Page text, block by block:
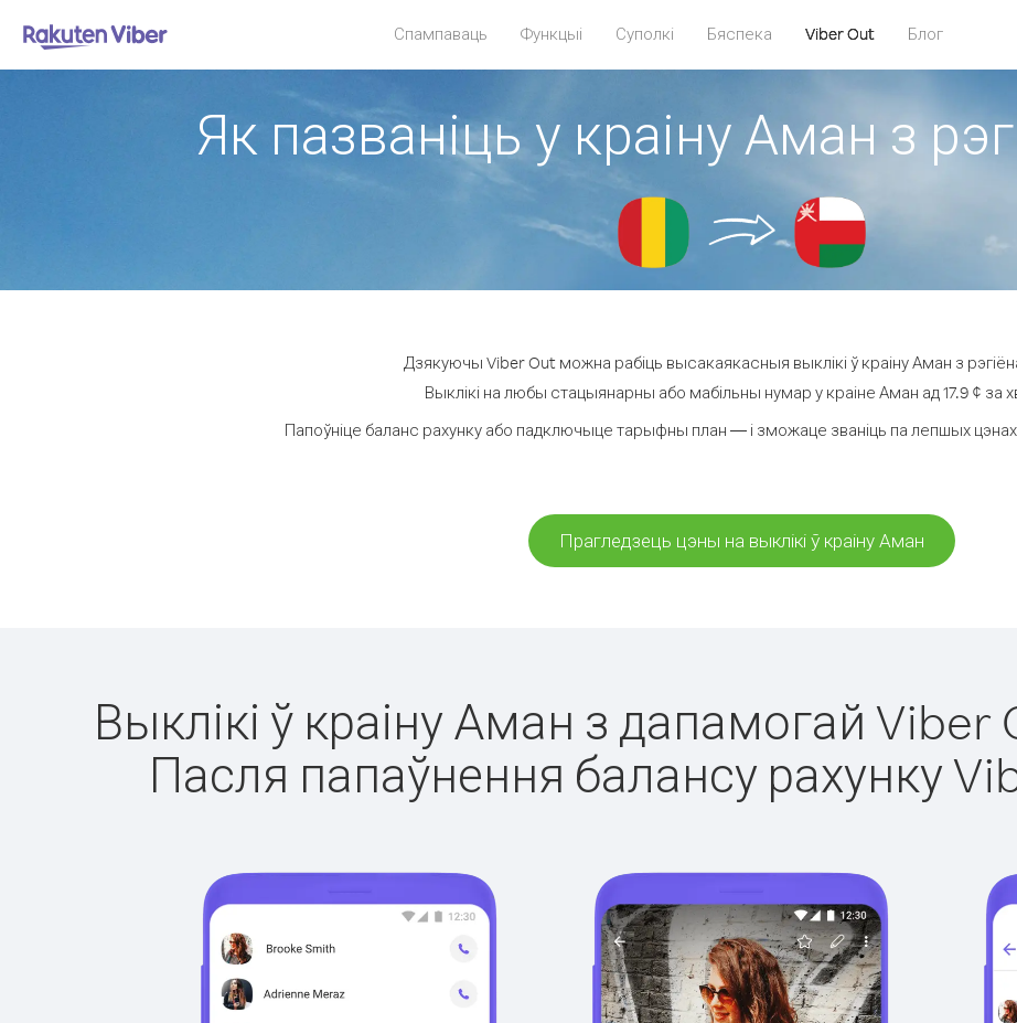
Спампаваць Функцыі Суполкі Бяспека Viber Out Блог
Як пазваніць у краіну Аман з
Дзякуючы Viber Out можна рабіць высакаякасныя выклікі ў краіну Аман з
Выклікі на любы стацыянарны або мабільны нумар у краіне Аман ад 17.9 ¢ за
Папоўніце баланс рахунку або падключыце тарыфны план — і зможаце званіць па лепшых цэнах
Прагледзець цэны на выклікі ў краіну Аман
Выклікі ў краіну Аман з дапамогай Viber
Пасля папаўнення балансу рахунку